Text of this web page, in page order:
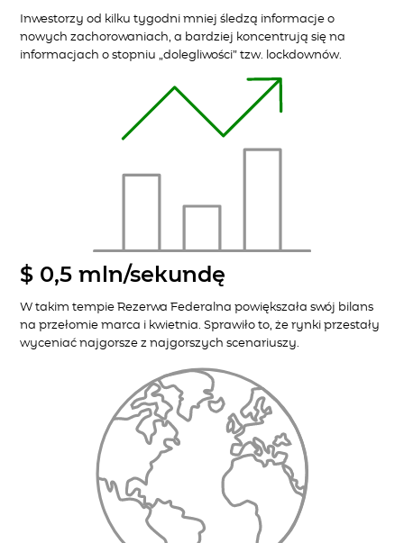
Inwestorzy od kilku tygodni mniej śledzą informacje o
nowych zachorowaniach, a bardziej koncentrują się na
informacjach o stopniu „dolegliwości” tzw. lockdownów.
$ 0,5mln/sekundę
W takim tempie Rezerwa Federalna powiększała swój bilans
na przełomie marca i kwietnia. Sprawiło to, że rynki przestały
wyceniać najgorsze z najgorszych scenariuszy.